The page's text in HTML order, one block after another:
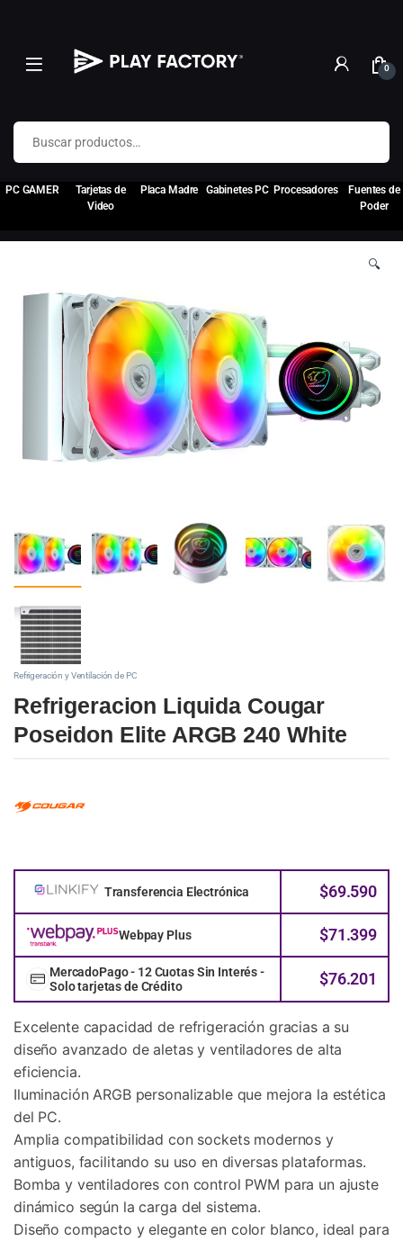
0
Buscar por:
PC GAMER
Tarjetas de
Video
Placa Madre Gabinetes PC Procesadores
Fuentes de
Poder
🔍
Refrigeración y Ventilación de PC
Refrigeracion Liquida Cougar
Poseidon Elite ARGB 240 White
Transferencia Electrónica $69.590
Webpay Plus $71.399
MercadoPago - 12 Cuotas Sin Interés -
Solo tarjetas de Crédito
$76.201
Excelente capacidad de refrigeración gracias a su
diseño avanzado de aletas y ventiladores de alta
eficiencia.
Iluminación ARGB personalizable que mejora la estética
del PC.
Amplia compatibilidad con sockets modernos y
antiguos, facilitando su uso en diversas plataformas.
Bomba y ventiladores con control PWM para un ajuste
dinámico según la carga del sistema.
Diseño compacto y elegante en color blanco, ideal para